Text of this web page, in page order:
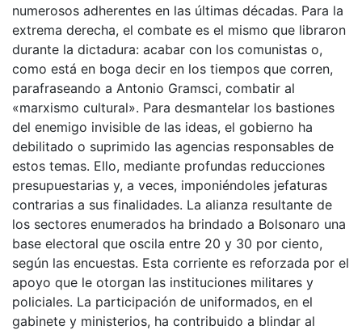
numerosos adherentes en las últimas décadas. Para la
extrema derecha, el combate es el mismo que libraron
durante la dictadura: acabar con los comunistas o,
como está en boga decir en los tiempos que corren,
parafraseando a Antonio Gramsci, combatir al
«marxismo cultural». Para desmantelar los bastiones
del enemigo invisible de las ideas, el gobierno ha
debilitado o suprimido las agencias responsables de
estos temas. Ello, mediante profundas reducciones
presupuestarias y, a veces, imponiéndoles jefaturas
contrarias a sus finalidades. La alianza resultante de
los sectores enumerados ha brindado a Bolsonaro una
base electoral que oscila entre 20 y 30 por ciento,
según las encuestas. Esta corriente es reforzada por el
apoyo que le otorgan las instituciones militares y
policiales. La participación de uniformados, en el
gabinete y ministerios, ha contribuido a blindar al